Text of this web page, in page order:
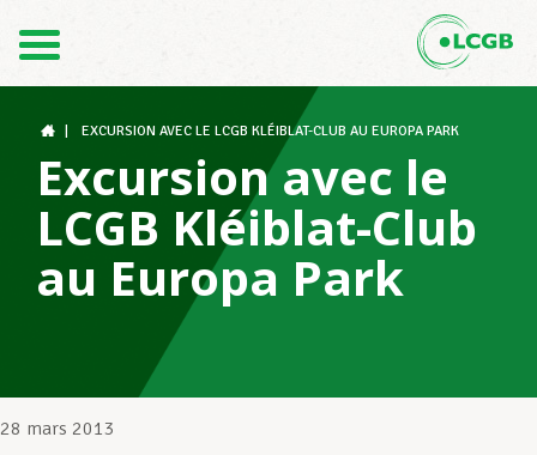
DE
Le LCGB
Structures syndicales
Assistance au Travail
EXCURSION AVEC LE LCGB KLÉIBLAT-CLUB AU EUROPA PARK
Excursion avec le
LCGB Kléiblat-Club
au Europa Park
28 mars 2013